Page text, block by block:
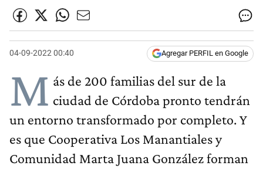
04-09-2022 00:40 Agregar PERFIL en Google
M ás de 200 familias del sur de la
ciudad de Córdoba pronto tendrán
un entorno transformado por completo. Y
es que Cooperativa Los Manantiales y
Comunidad Marta Juana González forman